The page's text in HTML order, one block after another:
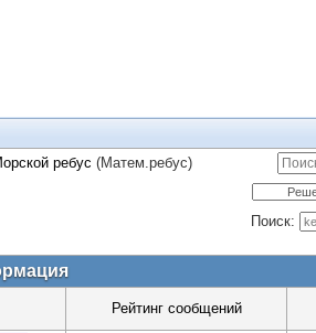
ребус (Матем.ребус)
Поиск:
Рейтинг сообщений